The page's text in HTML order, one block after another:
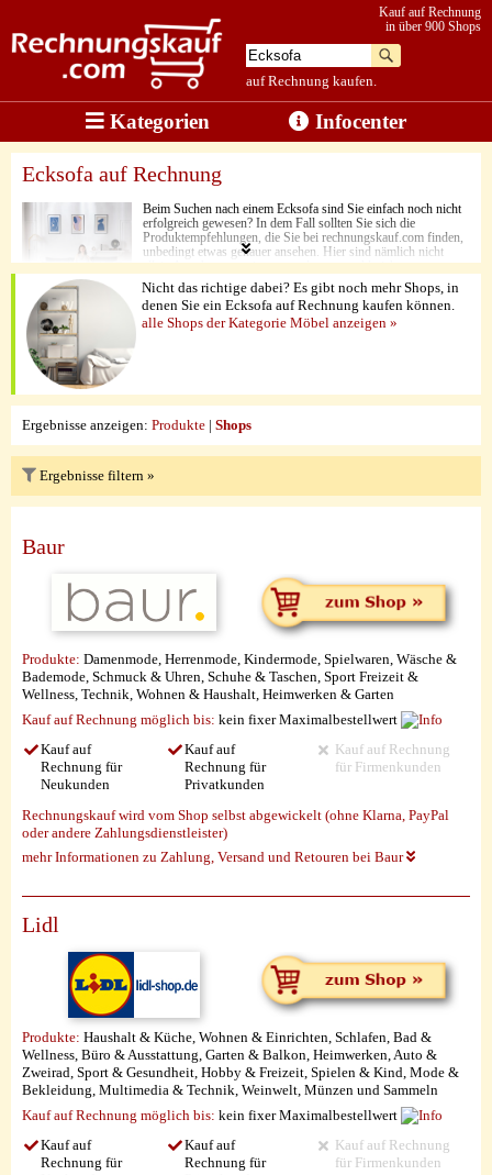
auf Rechnung kaufen.
Kauf auf Rechnung
in über 900 Shops
Kategorien Infocenter
Ecksofa auf Rechnung
Beim Suchen nach einem Ecksofa sind Sie einfach noch nicht
erfolgreich gewesen? In dem Fall sollten Sie sich die
Produktempfehlungen, die Sie bei rechnungskauf.com finden,
unbedingt etwas genauer ansehen. Hier sind nämlich nicht
allein Angebote aus einem, sondern aus zahlreichen
verschiedenen Online-Shops gelistet. So profitieren Sie immer
von hochwertiger Produktqualität und einem niedrigen Preis.
Ein anderer Vorteil, den Sie bei den Ecksofas genießen, ist die
hohe Polsterqualität. Auch die innovativen Formen wissen hier
Nicht das richtige dabei? Es gibt noch mehr Shops, in
denen Sie ein Ecksofa auf Rechnung kaufen können.
alle Shops der Kategorie Möbel anzeigen »
Ergebnisse anzeigen: Produkte | Shops
Ergebnisse filtern »
Baur
Produkte: Damenmode, Herrenmode, Kindermode, Spielwaren, Wäsche &
Bademode, Schmuck & Uhren, Schuhe & Taschen, Sport Freizeit &
Wellness, Technik, Wohnen & Haushalt, Heimwerken & Garten
Kauf auf Rechnung möglich bis: kein fixer Maximalbestellwert
Kauf auf
Rechnung für
Neukunden
Kauf auf
Rechnung für
Privatkunden
Kauf auf Rechnung
für Firmenkunden
Rechnungskauf wird vom Shop selbst abgewickelt (ohne Klarna, PayPal
oder andere Zahlungsdienstleister)
mehr Informationen zu Zahlung, Versand und Retouren bei Baur
Lidl
Produkte: Haushalt & Küche, Wohnen & Einrichten, Schlafen, Bad &
Wellness, Büro & Ausstattung, Garten & Balkon, Heimwerken, Auto &
Zweirad, Sport & Gesundheit, Hobby & Freizeit, Spielen & Kind, Mode &
Bekleidung, Multimedia & Technik, Weinwelt, Münzen und Sammeln
Kauf auf Rechnung möglich bis: kein fixer Maximalbestellwert
Kauf auf
Rechnung für
Kauf auf
Rechnung für
Kauf auf Rechnung
für Firmenkunden